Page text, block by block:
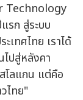
Technology
รก สู่ระบบ
เทศไทย เราได้
ไปสู่หลังคา
ลแกน แต่คือ
ไทย"